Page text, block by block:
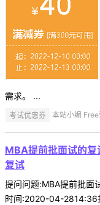
需求。 ...
考试优惠券 本站小编
MBA提前批面试的
复试
提问问题:MBA提前批面
时间:2020-04-2814:36